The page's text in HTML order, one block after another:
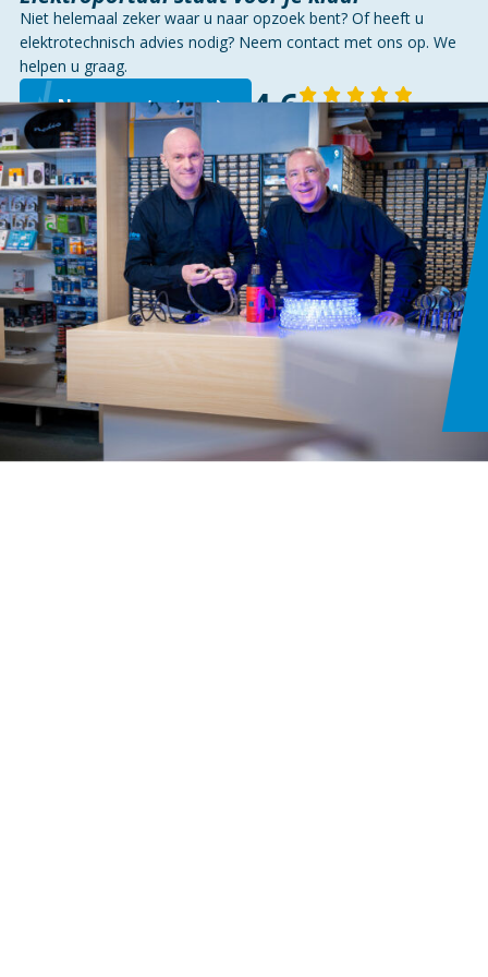
1080P
Niet helemaal zeker waar u naar opzoek bent? Of heeft u
elektrotechnisch advies nodig? Neem contact met ons op. We
helpen u graag.
Neem contact op 4,6 143 reviews